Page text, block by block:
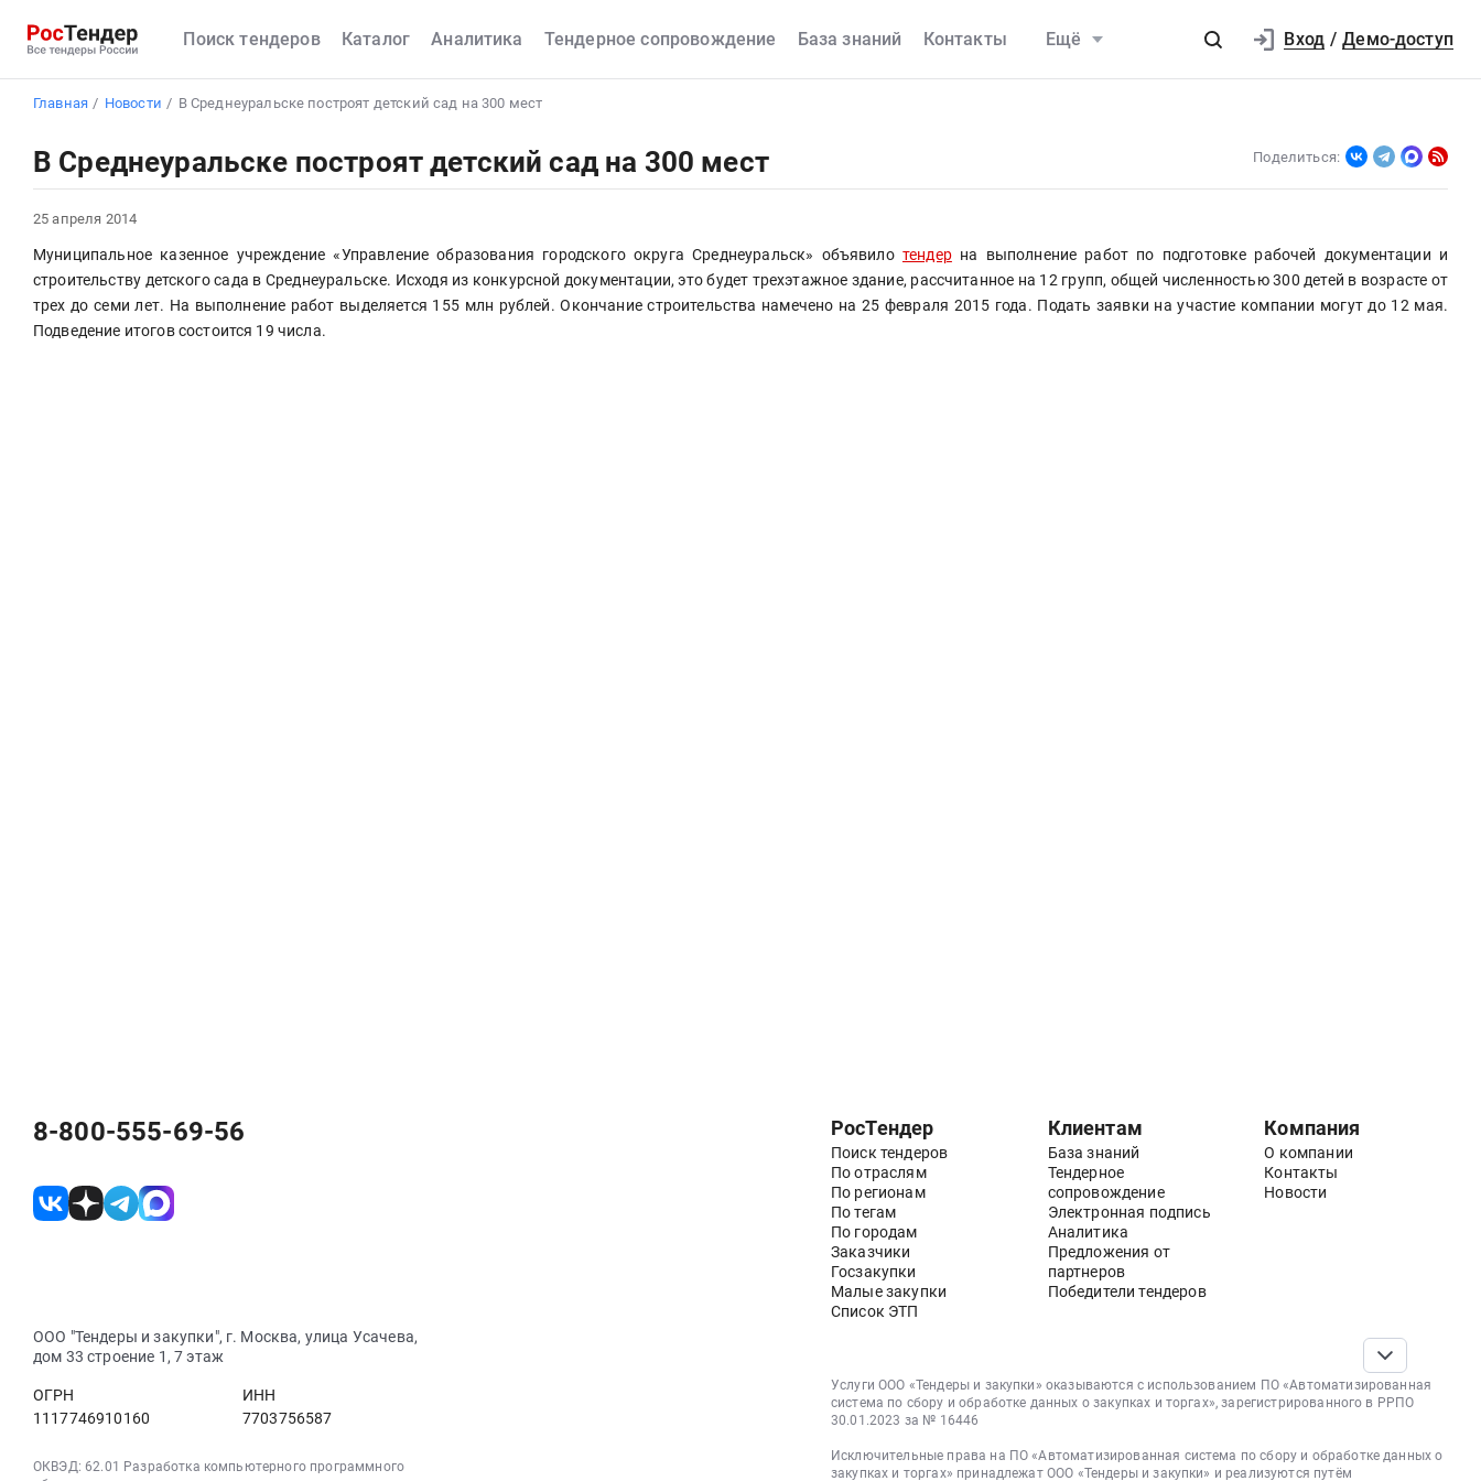
Поиск тендеров Каталог Аналитика Тендерное сопровождение База знаний Контакты Ещё Вход / Демо-доступ
Главная Новости В Среднеуральске построят детский сад на 300 мест
В Среднеуральске построят детский сад на 300 мест Поделиться:
25 апреля 2014
Муниципальное казенное учреждение «Управление образования городского округа Среднеуральск» объявило тендер на выполнение работ по подготовке рабочей документации и
строительству детского сада в Среднеуральске. Исходя из конкурсной документации, это будет трехэтажное здание, рассчитанное на 12 групп, общей численностью 300 детей в возрасте от
трех до семи лет. На выполнение работ выделяется 155 млн рублей. Окончание строительства намечено на 25 февраля 2015 года. Подать заявки на участие компании могут до 12 мая.
Подведение итогов состоится 19 числа.
8-800-555-69-56
ООО "Тендеры и закупки", г. Москва, улица Усачева,
дом 33 строение 1, 7 этаж
ОГРН
1117746910160
ИНН
7703756587
ОКВЭД: 62.01 Разработка компьютерного программного
РосТендер
Поиск тендеров
По отраслям
По регионам
По тегам
По городам
Заказчики
Госзакупки
Малые закупки
Список ЭТП
Клиентам
База знаний
Тендерное
сопровождение
Электронная подпись
Аналитика
Предложения от
партнеров
Победители тендеров
Компания
О компании
Контакты
Новости
Услуги ООО «Тендеры и закупки» оказываются с использованием ПО «Автоматизированная
система по сбору и обработке данных о закупках и торгах», зарегистрированного в РРПО
30.01.2023 за № 16446
Исключительные права на ПО «Автоматизированная система по сбору и обработке данных о
закупках и торгах» принадлежат ООО «Тендеры и закупки» и реализуются путём